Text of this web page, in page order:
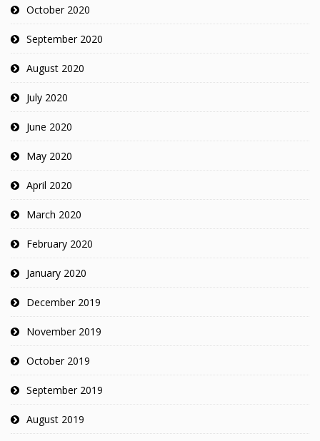
October 2020
September 2020
August 2020
July 2020
June 2020
May 2020
April 2020
March 2020
February 2020
January 2020
December 2019
November 2019
October 2019
September 2019
August 2019